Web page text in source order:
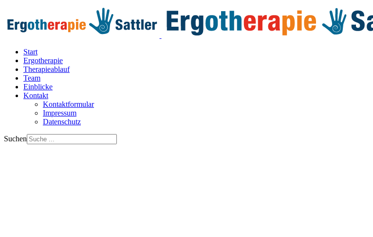
Start
Ergotherapie
Therapieablauf
Team
Einblicke
Kontakt
Kontaktformular
Impressum
Datenschutz
Suchen